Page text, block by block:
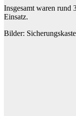
Insgesamt waren rund
Einsatz.
Bilder: